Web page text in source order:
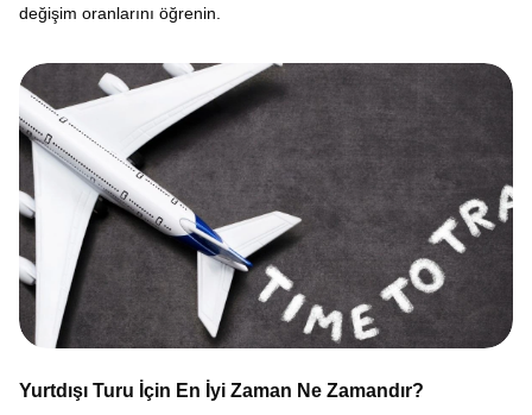
değişim oranlarını öğrenin.
Yurtdışı Turu İçin En İyi Zaman Ne Zamandır?